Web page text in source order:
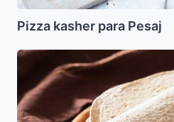
Pizza kasher para Pesaj
Tortillas
Matza